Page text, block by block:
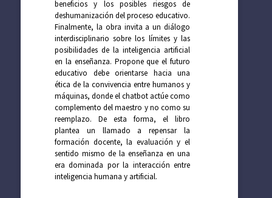
beneficios y los posibles riesgos de
deshumanización del proceso educativo.
Finalmente, la obra invita a un diálogo
interdisciplinario sobre los límites y las
posibilidades de la inteligencia artificial
en la enseñanza. Propone que el futuro
educativo debe orientarse hacia una
ética de la convivencia entre humanos y
máquinas, donde el chatbot actúe como
complemento del maestro y no como su
reemplazo. De esta forma, el libro
plantea un llamado a repensar la
formación docente, la evaluación y el
sentido mismo de la enseñanza en una
era dominada por la interacción entre
inteligencia humana y artificial.